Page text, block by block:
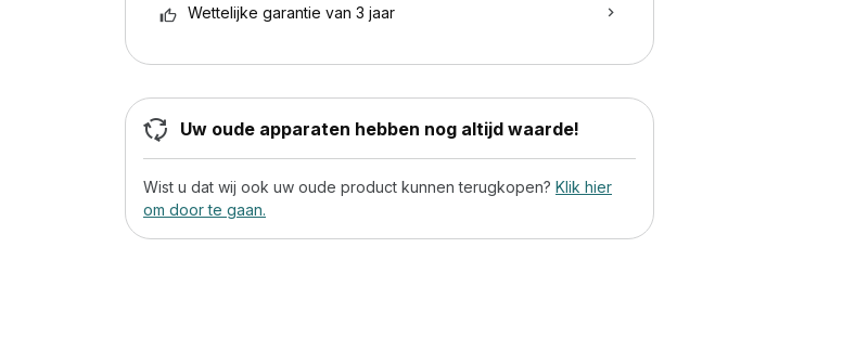
Wettelijke garantie van 3 jaar
Uw oude apparaten hebben nog altijd waarde!
Wist u dat wij ook uw oude product kunnen terugkopen? Klik hier
om door te gaan.